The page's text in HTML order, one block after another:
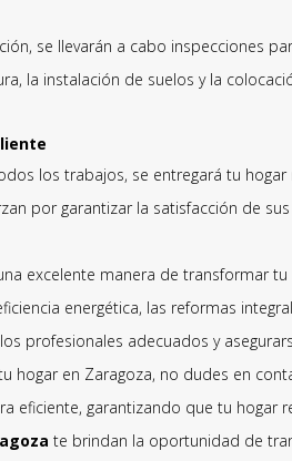
se llevarán a cabo inspecciones
la instalación de suelos y la
los trabajos, se entregará tu
por garantizar la satisfacción de
excelente manera de transformar
energética, las reformas
profesionales adecuados y
hogar en Zaragoza, no dudes en
eficiente, garantizando que tu hogar
te brindan la oportunidad de